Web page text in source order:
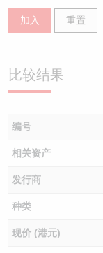
加入 重置
比较结果
编号
相关资产
发行商
种类
现价 (港元)